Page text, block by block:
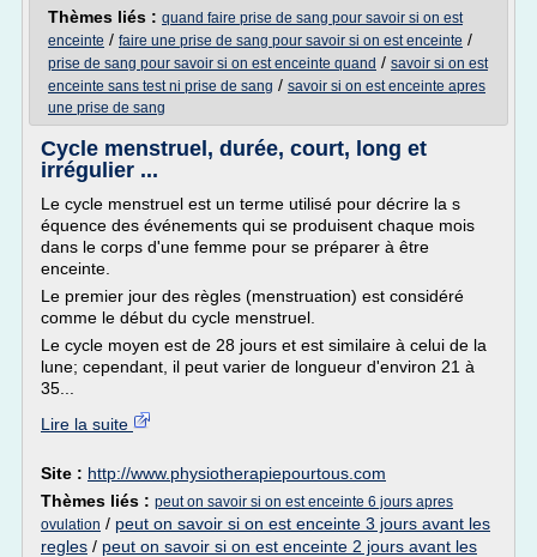
Thèmes liés : quand faire prise de sang pour savoir si on est
enceinte / faire une prise de sang pour savoir si on est enceinte /
prise de sang pour savoir si on est enceinte quand / savoir si on est
enceinte sans test ni prise de sang / savoir si on est enceinte apres
une prise de sang
Cycle menstruel, durée, court, long et
irrégulier ...
Le cycle menstruel est un terme utilisé pour décrire la s
équence des événements qui se produisent chaque mois
dans le corps d'une femme pour se préparer à être
enceinte.
Le premier jour des règles (menstruation) est considéré
comme le début du cycle menstruel.
Le cycle moyen est de 28 jours et est similaire à celui de la
lune; cependant, il peut varier de longueur d'environ 21 à
35...
Lire la suite
Site : http://www.physiotherapiepourtous.com
Thèmes liés : peut on savoir si on est enceinte 6 jours apres
ovulation / peut on savoir si on est enceinte 3 jours avant les
regles / peut on savoir si on est enceinte 2 jours avant les